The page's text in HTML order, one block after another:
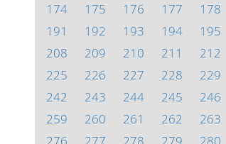
174
175 176 177 178
191
192 193 194 195
208
209 210 211 212
225
226 227 228 229
242
243 244 245 246
259
260 261 262 263